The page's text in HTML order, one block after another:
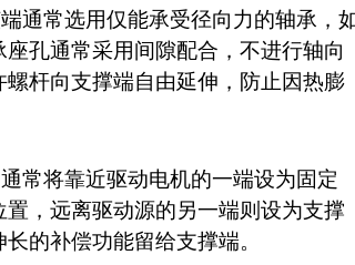
通常选用仅能承受径向力的轴承，
孔通常采用间隙配合，不进行轴向
杆向支撑端自由延伸，防止因热膨
常将靠近驱动电机的一端设为固定
，远离驱动源的另一端则设为支撑
的补偿功能留给支撑端。